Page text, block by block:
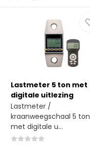
Lastmeter 5 ton met
digitale uitlezing
Lastmeter /
kraanweegschaal 5 ton
met digitale u...